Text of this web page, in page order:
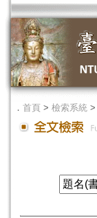
． 首頁 > 檢索系統 >